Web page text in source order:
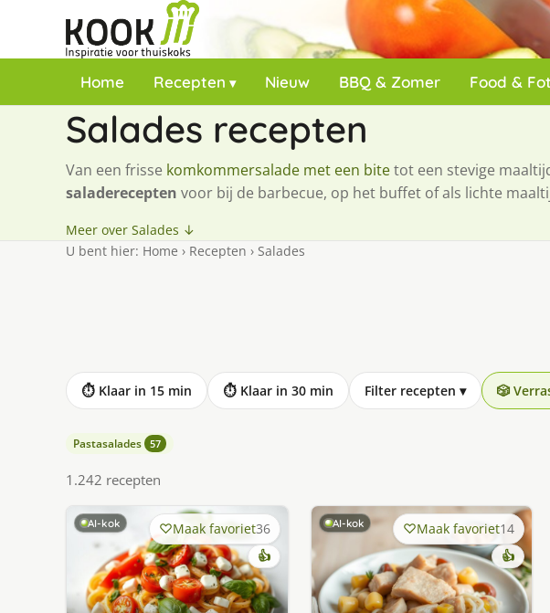
Home Recepten Nieuw BBQ & Zomer Food &
Salades recepten
Van een frisse komkommersalade met een bitetot een stevige
saladerecepten voor bij de barbecue, op het buffet of als lichte
Meer over Salades ↓
U bent hier: Home › Recepten › Salades
⏱ Klaar in 15 min ⏱ Klaar in 30 min Filter recepten ▾ 🎲
Pastasalades 57
1.242 recepten
AI-kok Maak favoriet36
👍
AI-kok Maak favoriet14
👍